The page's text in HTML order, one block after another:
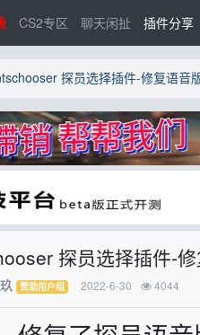
CS2专区 聊天闲扯 插件分享
探员选择插件-修复语音
探员选择插件-
赞助用户组 2022-6-30 4044